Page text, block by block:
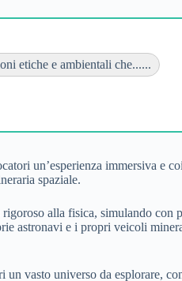
etiche e ambientali che......
un’esperienza immersiva e
spaziale.
alla fisica, simulando con
astronavi e i propri veicoli
vasto universo da esplorare,